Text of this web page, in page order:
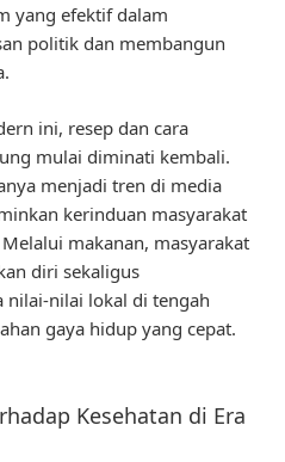
yang efektif dalam
politik dan membangun
ini, resep dan cara
mulai diminati kembali.
menjadi tren di media
kerinduan masyarakat
makanan, masyarakat
diri sekaligus
nilai-nilai lokal di tengah
gaya hidup yang cepat.
Kesehatan di Era